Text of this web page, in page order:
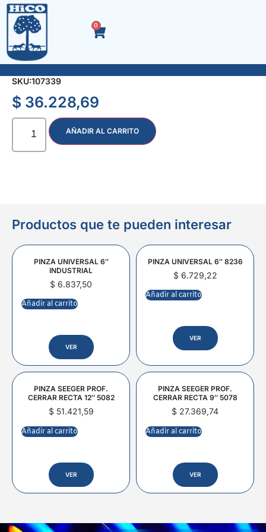
0
PIEDRA OX.AL. 178 x 25 x 19 Gr. 36
SKU:107339
$ 36.228,69
AÑADIR AL CARRITO
Productos que te pueden interesar
PINZA UNIVERSAL 6″
INDUSTRIAL
$ 6.837,50
Añadir al carrito
VER
PINZA UNIVERSAL 6″ 8236
$6.729,22
Añadir al carrito
VER
PINZA SEEGER PROF.
CERRAR RECTA 12″ 5082
$51.421,59
Añadir al carrito
VER
PINZA SEEGER PROF.
CERRAR RECTA 9″ 5078
$ 27.369,74
Añadir al carrito
VER